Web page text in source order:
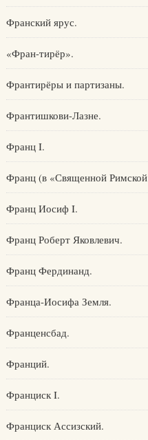
Франский ярус.
«Фран-тирёр».
Франтирёры и партизаны.
Франтишкови-Лазне.
Франц I.
Франц (в «Священной
Франц Иосиф I.
Франц Роберт Яковлевич.
Франц Фердинанд.
Франца-Иосифа Земля.
Франценсбад.
Франций.
Франциск I.
Франциск Ассизский.